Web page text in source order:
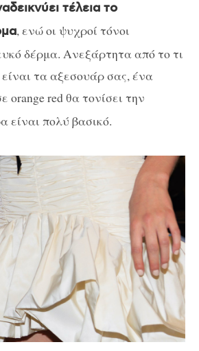
τέλεια το
, ενώ οι ψυχροί τόνοι
δέρμα. Ανεξάρτητα από το τι
τα αξεσουάρ σας, ένα
orange red θα τονίσει την
είναι πολύ βασικό.